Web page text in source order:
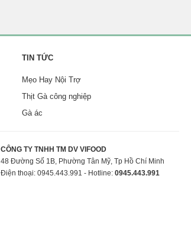
TIN TỨC
Mẹo Hay Nội Trợ
Thịt Gà công nghiệp
Gà ác
CÔNG TY TNHH TM DV VIFOOD
48 Đường Số 1B, Phường Tân Mỹ, Tp Hồ Chí Minh
Điện thoại: 0945.443.991 - Hotline: 0945.443.991